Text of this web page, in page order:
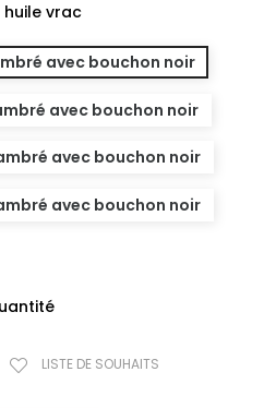
huile vrac
avec bouchon noir
avec bouchon noir
avec bouchon noir
avec bouchon noir
LISTE DE SOUHAITS